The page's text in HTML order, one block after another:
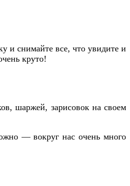
и снимайте все, что увидите и
круто!
шаржей, зарисовок на своем
— вокруг нас очень много